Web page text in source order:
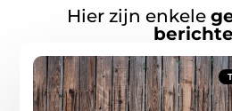
Hier zijn enkele